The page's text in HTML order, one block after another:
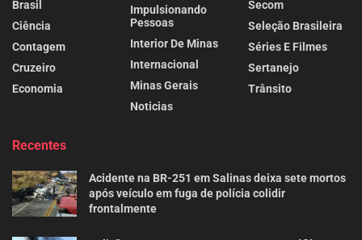
Brasil
Ciência
Contagem
Cruzeiro
Economia
Impulsionando
Pessoas
Interior De Minas
Internacional
Minas Gerais
Noticias
Secom
Seleção Brasileira
Séries E Filmes
Sertanejo
Trânsito
Recentes
Acidente na BR-251 em Salinas deixa sete mortos
após veículo em fuga de polícia colidir
frontalmente